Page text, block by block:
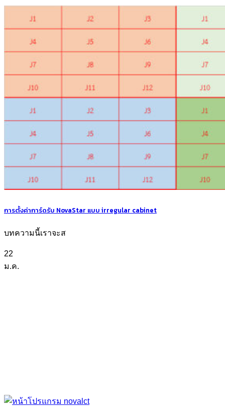
การตั้งค่าการ์ดรับ NovaStar แบบ irregular cabinet
บทความนี้เราจะส
22
ม.ค.